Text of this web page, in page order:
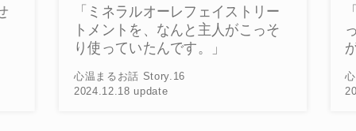
「ミネラルオーレフェイストリー
トメントを、なんと主人がこっそ
り使っていたんです。」
心温まるお話 Story.16
2024.12.18 update